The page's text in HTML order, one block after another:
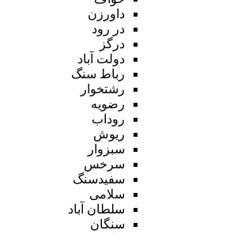
داورزن
در رود
درگز
دولت آباد
رباط سنگ
رشتخوار
رضویه
روداب
ریوش
سبزوار
سرخس
سفیدسنگ
سلامی
سلطان آباد
سنگان